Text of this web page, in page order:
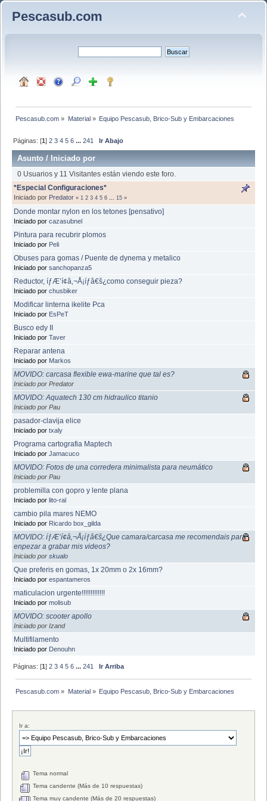
Pescasub.com
Pescasub.com » Material» Equipo Pescasub, Brico-Sub y Embarcaciones
Páginas: [1]2 3 4 5 6 ...241 Ir Abajo
Asunto /Iniciado por
0 Usuarios y 11 Visitantes están viendo este foro.
*Especial Configuraciones*
Iniciado por Predator « 1 2 3 4 5 6 15 »
Donde montar nylon en los tetones [pensativo]
Iniciado por cazasubnel
Pintura para recubrir plomos
Iniciado por Peli
Obuses para gomas / Puente de dynema y metalico
Iniciado por sanchopanza5
Reductor, íƒÆ’í¢â‚¬Å¡íƒâ€š¿como conseguir pieza?
Iniciado por chusbiker
Modificar linterna ikelite Pca
Iniciado por EsPeT
Busco edy II
Iniciado por Taver
Reparar antena
Iniciado por Markos
MOVIDO: carcasa flexible ewa-marine que tal es?
Iniciado por Predator
MOVIDO: Aquatech 130 cm hidraulico titanio
Iniciado por Pau
pasador-clavija elice
Iniciado por txaly
Programa cartografia Maptech
Iniciado por Jamacuco
MOVIDO: Fotos de una corredera minimalista para neumático
Iniciado por Pau
problemilla con gopro y lente plana
Iniciado por lito-ral
cambio pila mares NEMO
Iniciado por Ricardo box_gilda
MOVIDO: íƒÆ’í¢â‚¬Å¡íƒâ€š¿Que camara/carcasa me recomendais para
enpezar a grabar mis videos?
Iniciado por skualo
Que preferis en gomas, 1x 20mm o 2x 16mm?
Iniciado por espantameros
maticulacion urgente!!!!!!!!!!!!!
Iniciado por molisub
MOVIDO: scooter apollo
Iniciado por Izand
Multifilamento
Iniciado por Denouhn
Páginas: [1]2 3 4 5 6 ...241 Ir Arriba
Pescasub.com » Material» Equipo Pescasub, Brico-Sub y Embarcaciones
Ir a:
Tema normal
Tema candente (Más de 10 respuestas)
Tema muy candente (Más de 20 respuestas)